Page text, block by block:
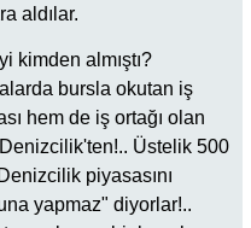
aldılar.
kimden almıştı?
bursla okutan iş
hem de iş ortağı olan
Üstelik 500
piyasasını
yapmaz" diyorlar!..